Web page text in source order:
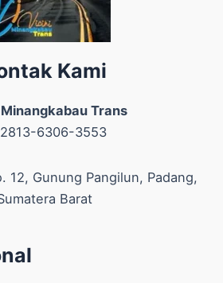
Kami
Trans
6306-3553
12, Gunung Pangilun, Padang,
Barat